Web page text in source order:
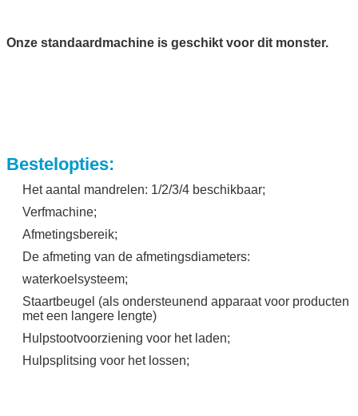
Onze standaardmachine is geschikt voor dit monster.
Bestelopties:
Het aantal mandrelen: 1/2/3/4 beschikbaar;
Verfmachine;
Afmetingsbereik;
De afmeting van de afmetingsdiameters:
waterkoelsysteem;
Staartbeugel (als ondersteunend apparaat voor producten
met een langere lengte)
Hulpstootvoorziening voor het laden;
Hulpsplitsing voor het lossen;